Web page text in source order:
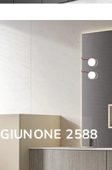
GIUNONE 2588